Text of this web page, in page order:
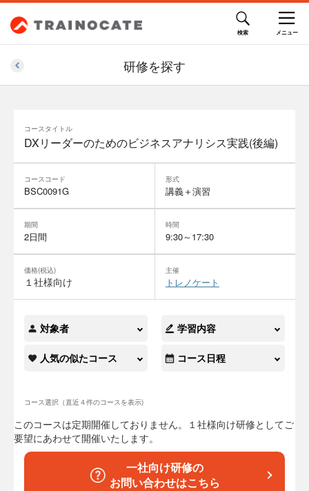
研修を探す
コースタイトル
DXリーダーのためのビジネスアナリシス実践(後編)
コースコード
BSC0091G
形式
講義＋演習
期間
2日間
時間
9:30～17:30
価格(税込)
１社様向け
主催
トレノケート
対象者 学習内容
人気の似たコース コース日程
コース選択（直近４件のコースを表示)
このコースは定期開催しておりません。１社様向け研修としてご
要望にあわせて開催いたします。
一社向け研修の
お問い合わせはこちら